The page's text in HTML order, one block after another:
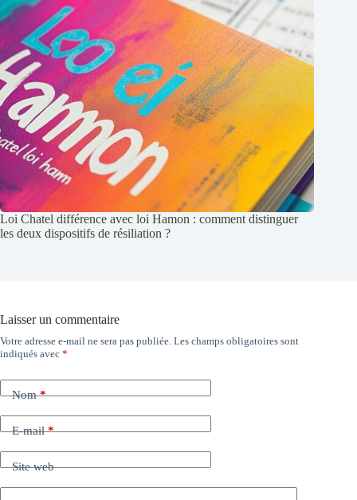
Loi Chatel différence avec loi Hamon : comment distinguer
les deux dispositifs de résiliation ?
Laisser un commentaire
Votre adresse e-mail ne sera pas publiée. Les champs obligatoires sont
indiqués avec *
Nom*
E-mail*
Site web